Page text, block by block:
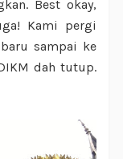
Best okay,
Kami pergi
sampai ke
dah tutup.